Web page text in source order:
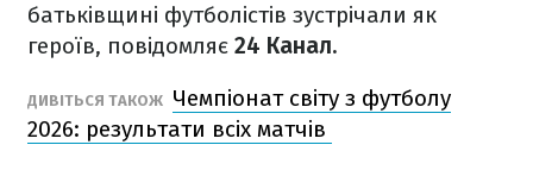
батьківщині футболістів зустрічали як
героїв, повідомляє 24 Канал.
ДИВІТЬСЯ ТАКОЖ Чемпіонат світу з футболу
2026: результати всіх матчів